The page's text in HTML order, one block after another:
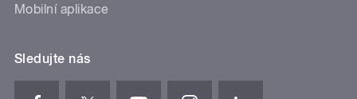
Mobilní aplikace
Sledujte nás